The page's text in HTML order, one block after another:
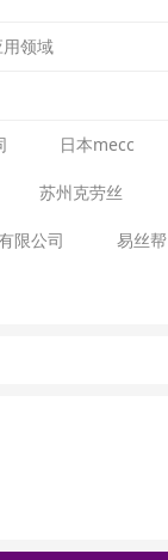
领域
日本mecc
苏州克劳丝
限公司 易丝帮